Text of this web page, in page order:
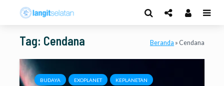
Tag: Cendana Beranda » Cendana
BUDAYA EXOPLANET KEPLANETAN